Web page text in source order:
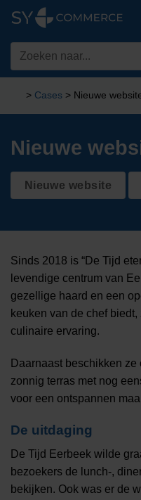
naar
inhoud
Zoeken
> Cases > Nieuwe
Nieuwe
Nieuwe website
Sinds 2018 is “De Tijd
levendige centrum van
gezellige haard en een
keuken van de chef
culinaire ervaring.
Daarnaast beschikken
zonnig terras met nog
voor een ontspannen
De uitdaging
De Tijd Eerbeek wilde
bezoekers de lunch-,
bekijken. Ook was er de